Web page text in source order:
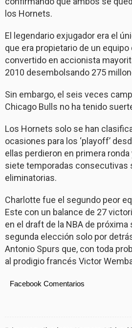
los Hornets.
El legendario exjugador era el
que era propietario de un equipo
convertido en accionista
2010 desembolsando 275
Sin embargo, el seis veces
Chicago Bulls no ha tenido
Los Hornets solo se han
ocasiones para los ‘playoff’
ellas perdieron en primera
siete temporadas consecutivas
eliminatorias.
Charlotte fue el segundo peor
Este con un balance de 27
en el draft de la NBA de próxima
segunda elección solo por
Antonio Spurs que, con toda
al prodigio francés Victor
Facebook Comentarios